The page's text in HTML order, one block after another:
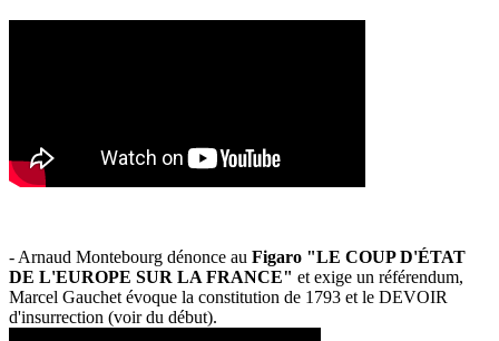
- Arnaud Montebourg dénonce au Figaro "LE COUP D'ÉTAT
DE L'EUROPE SUR LA FRANCE" et exige un référendum,
Marcel Gauchet évoque la constitution de 1793 et le DEVOIR
d'insurrection (voir du début).